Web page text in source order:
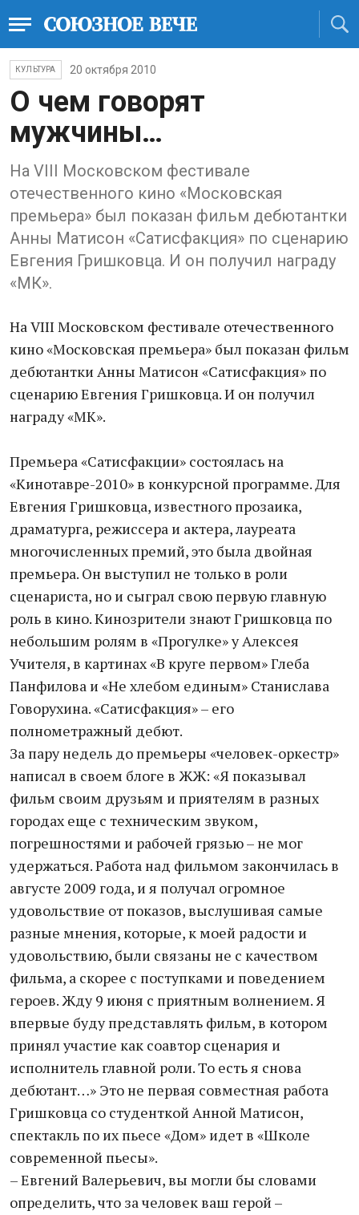
КУЛЬТУРА 20 октября 2010
О чем говорят
мужчины…
На VIII Московском фестивале
отечественного кино «Московская
премьера» был показан фильм дебютантки
Анны Матисон «Сатисфакция» по сценарию
Евгения Гришковца. И он получил награду
«МК».
На VIII Московском фестивале отечественного
кино «Московская премьера» был показан фильм
дебютантки Анны Матисон «Сатисфакция» по
сценарию Евгения Гришковца. И он получил
награду «МК».
Премьера «Сатисфакции» состоялась на
«Кинотавре-2010» в конкурсной программе. Для
Евгения Гришковца, известного прозаика,
драматурга, режиссера и актера, лауреата
многочисленных премий, это была двойная
премьера. Он выступил не только в роли
сценариста, но и сыграл свою первую главную
роль в кино. Кинозрители знают Гришковца по
небольшим ролям в «Прогулке» у Алексея
Учителя, в картинах «В круге первом» Глеба
Панфилова и «Не хлебом единым» Станислава
Говорухина. «Сатисфакция» – его
полнометражный дебют.
За пару недель до премьеры «человек-оркестр»
написал в своем блоге в ЖЖ: «Я показывал
фильм своим друзьям и приятелям в разных
городах еще с техническим звуком,
погрешностями и рабочей грязью – не мог
удержаться. Работа над фильмом закончилась в
августе 2009 года, и я получал огромное
удовольствие от показов, выслушивая самые
разные мнения, которые, к моей радости и
удовольствию, были связаны не с качеством
фильма, а скорее с поступками и поведением
героев. Жду 9 июня с приятным волнением. Я
впервые буду представлять фильм, в котором
принял участие как соавтор сценария и
исполнитель главной роли. То есть я снова
дебютант…» Это не первая совместная работа
Гришковца со студенткой Анной Матисон,
спектакль по их пьесе «Дом» идет в «Школе
современной пьесы».
– Евгений Валерьевич, вы могли бы словами
определить, что за человек ваш герой –